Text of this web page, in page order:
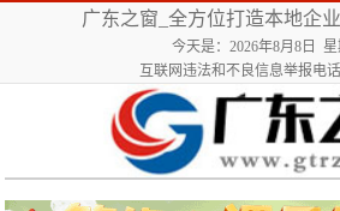
广东之窗_全方位打造本地企
今天是：2026年8月8日
互联网违法和不良信息举报电